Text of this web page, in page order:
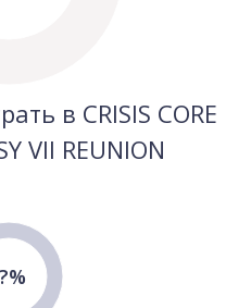
в CRISIS CORE
VII REUNION